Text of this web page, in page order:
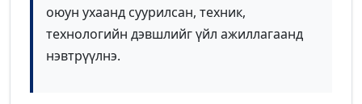
оюун ухаанд суурилсан, техник,
технологийн дэвшлийг үйл ажиллагаанд
нэвтрүүлнэ.